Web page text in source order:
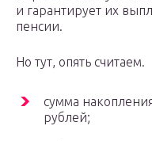
и гарантирует их
пенсии.
Но тут, опять считаем.
сумма
рублей;